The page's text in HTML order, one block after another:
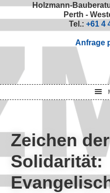
Holzmann-
Perth -
Tel.: +61 4
Anfrage
Zeichen der
Solidarität: